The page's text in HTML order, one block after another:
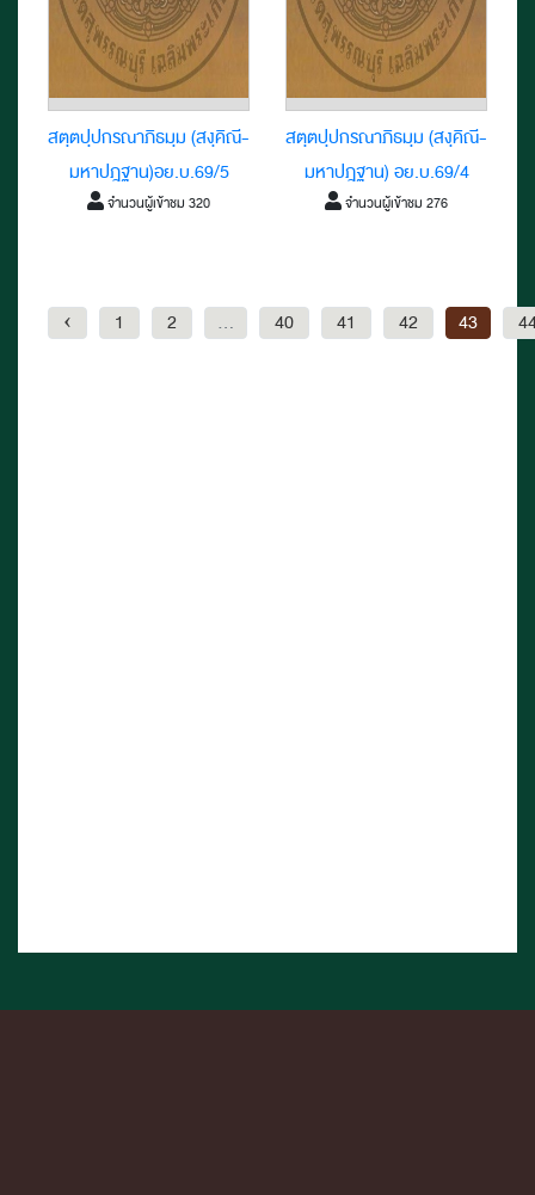
สตฺตปฺปกรณาภิธมฺม (สงฺคิณี-
มหาปฎฐาน)อย.บ.69/5
จำนวนผู้เข้าชม 320
สตฺตปฺปกรณาภิธมฺม (สงฺคิณี-
มหาปฎฐาน) อย.บ.69/4
จำนวนผู้เข้าชม 276
‹ 1 2 ... 40 41 42 43